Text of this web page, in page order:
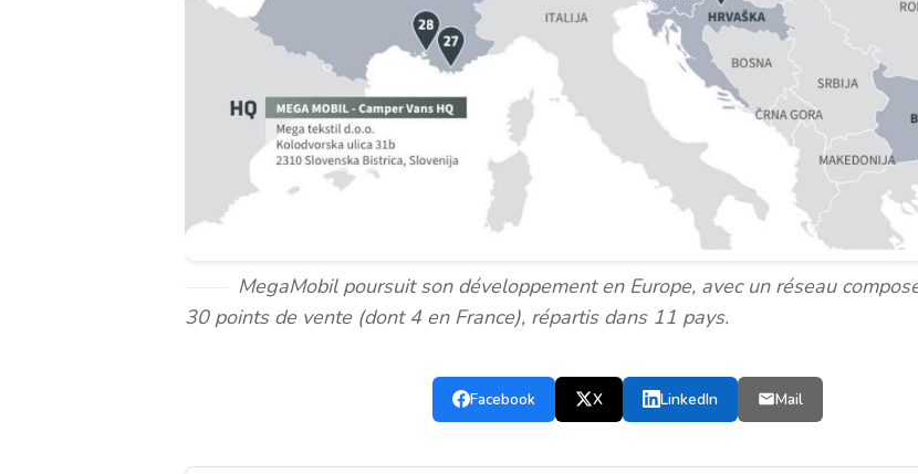
MegaMobil poursuit son développement en Europe, avec un réseau
30 points de vente (dont 4 en France), répartis dans 11 pays.
Facebook X LinkedIn Mail